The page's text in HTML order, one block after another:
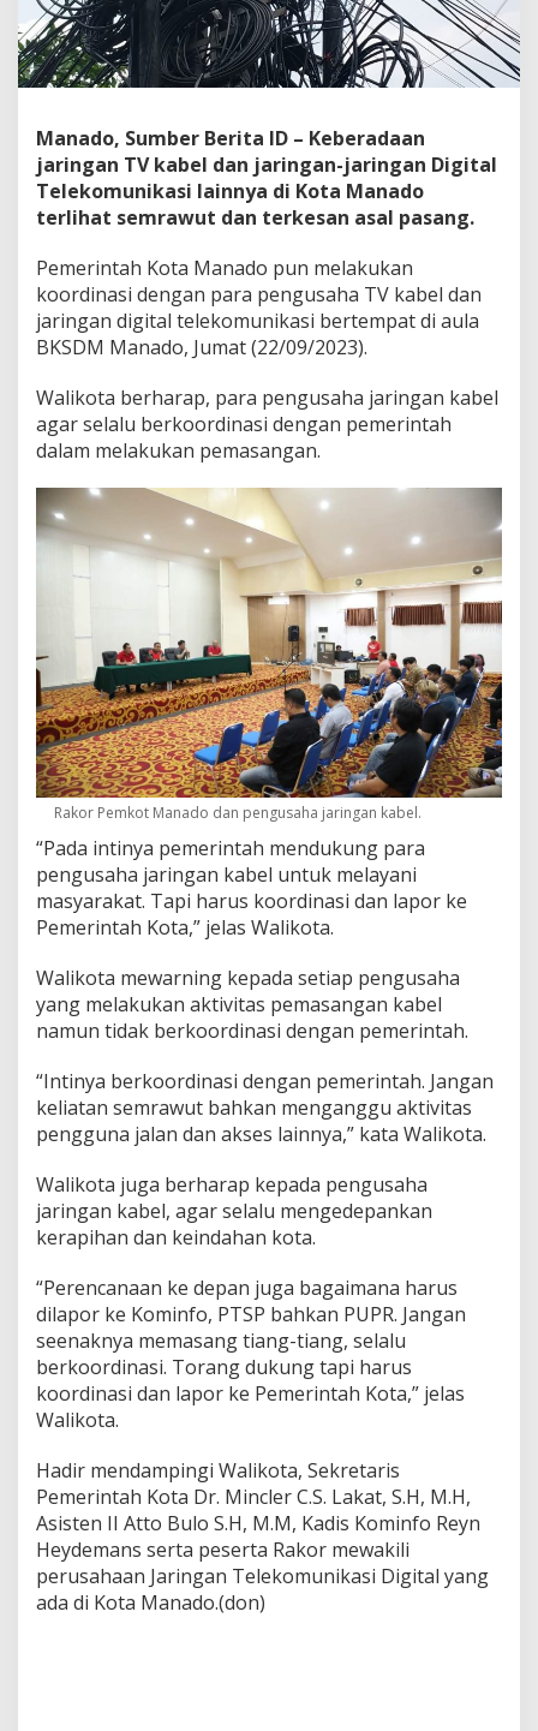
o
a
k
a
e
t
i
b
a
n
J
a
r
n
g
a
T
V
a
b
Manado, Sumber Berita ID – Keberadaan
jaringan TV kabel dan jaringan-jaringan Digital
Telekomunikasi lainnya di Kota Manado
terlihat semrawut dan terkesan asal pasang.
Pemerintah Kota Manado pun melakukan
koordinasi dengan para pengusaha TV kabel dan
jaringan digital telekomunikasi bertempat di aula
BKSDM Manado, Jumat (22/09/2023).
Walikota berharap, para pengusaha jaringan kabel
agar selalu berkoordinasi dengan pemerintah
dalam melakukan pemasangan.
Rakor Pemkot Manado dan pengusaha jaringan kabel.
“Pada intinya pemerintah mendukung para
pengusaha jaringan kabel untuk melayani
masyarakat. Tapi harus koordinasi dan lapor ke
Pemerintah Kota,” jelas Walikota.
Walikota mewarning kepada setiap pengusaha
yang melakukan aktivitas pemasangan kabel
namun tidak berkoordinasi dengan pemerintah.
“Intinya berkoordinasi dengan pemerintah. Jangan
keliatan semrawut bahkan menganggu aktivitas
pengguna jalan dan akses lainnya,” kata Walikota.
Walikota juga berharap kepada pengusaha
jaringan kabel, agar selalu mengedepankan
kerapihan dan keindahan kota.
“Perencanaan ke depan juga bagaimana harus
dilapor ke Kominfo, PTSP bahkan PUPR. Jangan
seenaknya memasang tiang-tiang, selalu
berkoordinasi. Torang dukung tapi harus
koordinasi dan lapor ke Pemerintah Kota,” jelas
Walikota.
Hadir mendampingi Walikota, Sekretaris
Pemerintah Kota Dr. Mincler C.S. Lakat, S.H, M.H,
Asisten II Atto Bulo S.H, M.M, Kadis Kominfo Reyn
Heydemans serta peserta Rakor mewakili
perusahaan Jaringan Telekomunikasi Digital yang
ada di Kota Manado.(don)